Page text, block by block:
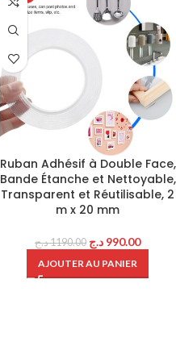
Ruban Adhésif à Double Face,
Bande Étanche et Nettoyable,
Transparent et Réutilisable, 2
m x 20 mm
1190.00د.ج 990.00 د.ج
AJOUTER AU PANIER